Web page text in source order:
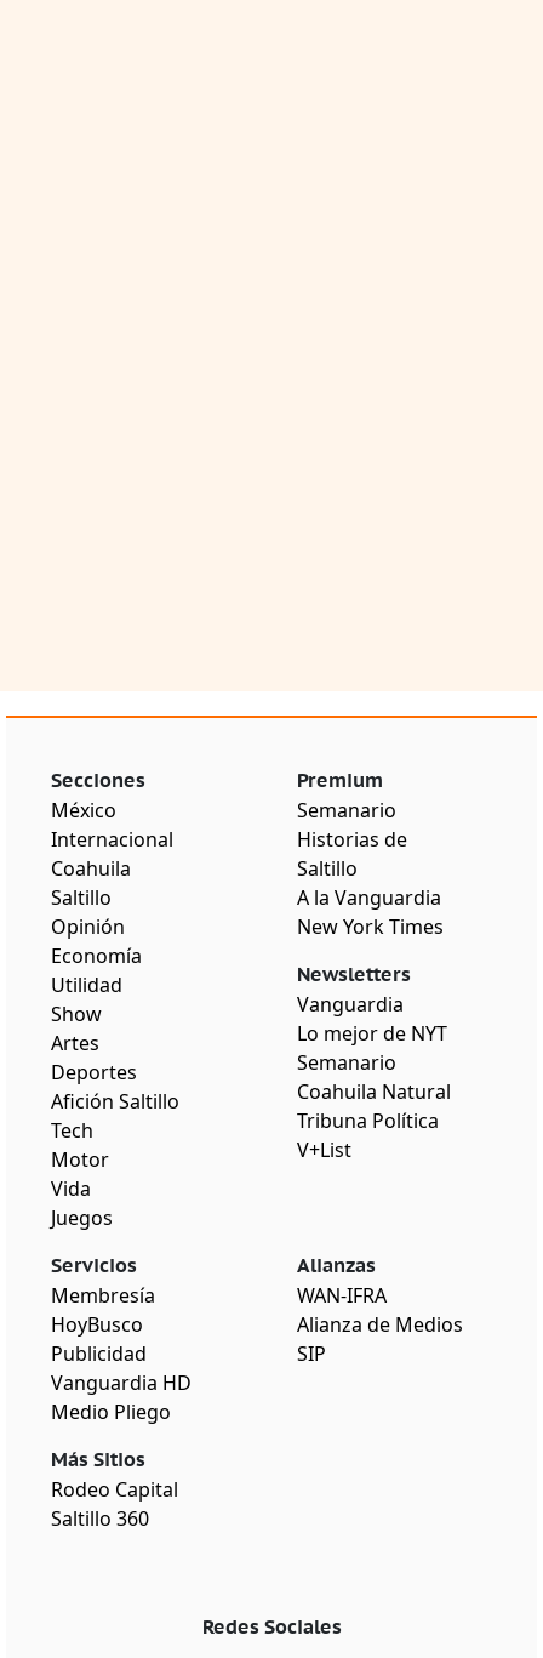
Secciones
México
Internacional
Coahuila
Saltillo
Opinión
Economía
Utilidad
Show
Artes
Deportes
Afición Saltillo
Tech
Motor
Vida
Juegos
Premium
Semanario
Historias de
Saltillo
A la Vanguardia
New York Times
Newsletters
Vanguardia
Lo mejor de NYT
Semanario
Coahuila Natural
Tribuna Política
V+List
Servicios
Membresía
HoyBusco
Publicidad
Vanguardia HD
Medio Pliego
Más Sitios
Rodeo Capital
Saltillo 360
Alianzas
WAN-IFRA
Alianza de Medios
SIP
Redes Sociales